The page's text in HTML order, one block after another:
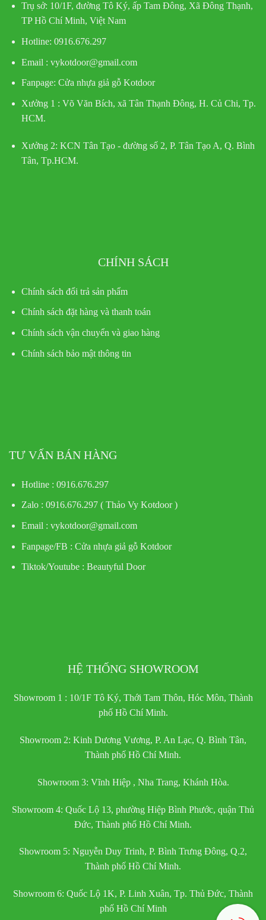
Trụ sở: 10/1F, đường Tô Ký, ấp Tam Đông, Xã Đông Thạnh,
TP Hồ Chí Minh, Việt Nam
Hotline: 0916.676.297
Email : vykotdoor@gmail.com
Fanpage: Cửa nhựa giả gỗ Kotdoor
Xưởng 1 : Võ Văn Bích, xã Tân Thạnh Đông, H. Củ Chi, Tp.
HCM.
Xưởng 2: KCN Tân Tạo - đường số 2, P. Tân Tạo A, Q. Bình
Tân, Tp.HCM.
CHÍNH SÁCH
Chính sách đổi trả sản phẩm
Chính sách đặt hàng và thanh toán
Chính sách vận chuyển và giao hàng
Chính sách bảo mật thông tin
TƯ VẤN BÁN HÀNG
Hotline : 0916.676.297
Zalo : 0916.676.297 ( Thảo Vy Kotdoor )
Email : vykotdoor@gmail.com
Fanpage/FB : Cửa nhựa giả gỗ Kotdoor
Tiktok/Youtube : Beautyful Door
HỆ THỐNG SHOWROOM
Showroom 1 : 10/1F Tô Ký, Thới Tam Thôn, Hóc Môn, Thành
phố Hồ Chí Minh.
Showroom 2: Kinh Dương Vương, P. An Lạc, Q. Bình Tân,
Thành phố Hồ Chí Minh.
Showroom 3: Vĩnh Hiệp , Nha Trang, Khánh Hòa.
Showroom 4: Quốc Lộ 13, phường Hiệp Bình Phước, quận Thủ
Đức, Thành phố Hồ Chí Minh.
Showroom 5: Nguyễn Duy Trinh, P. Bình Trưng Đông, Q.2,
Thành phố Hồ Chí Minh.
Showroom 6: Quốc Lộ 1K, P. Linh Xuân, Tp. Thủ Đức, Thành
phố Hồ Chí Minh